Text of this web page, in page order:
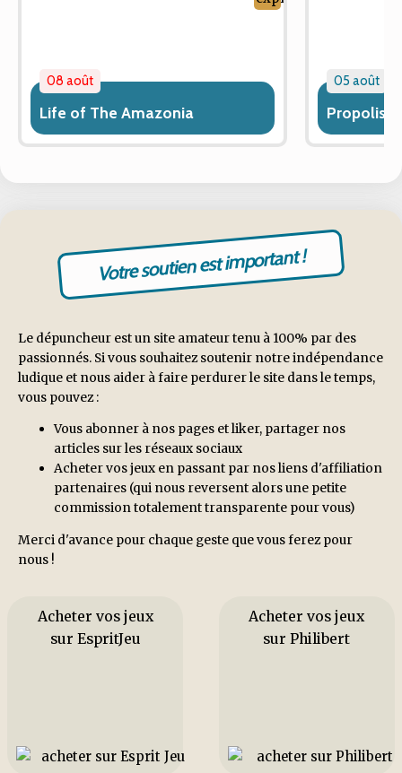
08 août
Life of The Amazonia
05 août
Propolis
Votre soutien est important !
Le dépuncheur est un site amateur tenu à 100% par des
passionnés. Si vous souhaitez soutenir notre indépendance
ludique et nous aider à faire perdurer le site dans le temps,
vous pouvez :
Vous abonner à nos pages et liker, partager nos
articles sur les réseaux sociaux
Acheter vos jeux en passant par nos liens d'affiliation
partenaires (qui nous reversent alors une petite
commission totalement transparente pour vous)
Merci d'avance pour chaque geste que vous ferez pour
nous !
Acheter vos jeux
sur EspritJeu
Acheter vos jeux
sur Philibert